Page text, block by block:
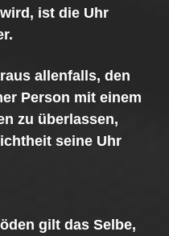
ist die Uhr
allenfalls, den
Person mit einem
zu überlassen,
seine Uhr
gilt das Selbe,